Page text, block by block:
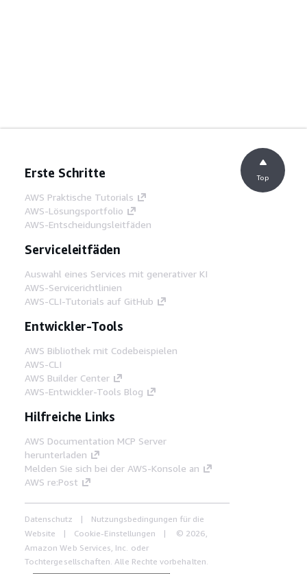
Erste Schritte
AWS Praktische Tutorials
AWS-Lösungsportfolio
AWS-Entscheidungsleitfäden
Serviceleitfäden
Auswahl eines Services mit generativer KI
AWS-Servicerichtlinien
AWS-CLI-Tutorials auf GitHub
Entwickler-Tools
AWS Bibliothek mit Codebeispielen
AWS-CLI
AWS Builder Center
AWS-Entwickler-Tools Blog
Hilfreiche Links
AWS Documentation MCP Server
herunterladen
Melden Sie sich bei der AWS-Konsole an
AWS re:Post
Datenschutz
Nutzungsbedingungen für die
Website
Cookie-Einstellungen
© 2026,
Amazon Web Services, Inc. oder
Tochtergesellschaften. Alle Rechte vorbehalten.
Top